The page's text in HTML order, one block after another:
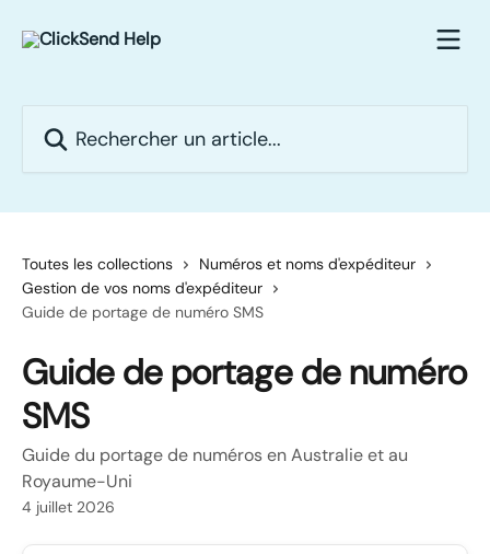
Toutes les collections
Numéros et noms d'expéditeur
Gestion de vos noms d'expéditeur
Guide de portage de numéro SMS
Guide de portage de numéro
SMS
Guide du portage de numéros en Australie et au
Royaume-Uni
4 juillet 2026